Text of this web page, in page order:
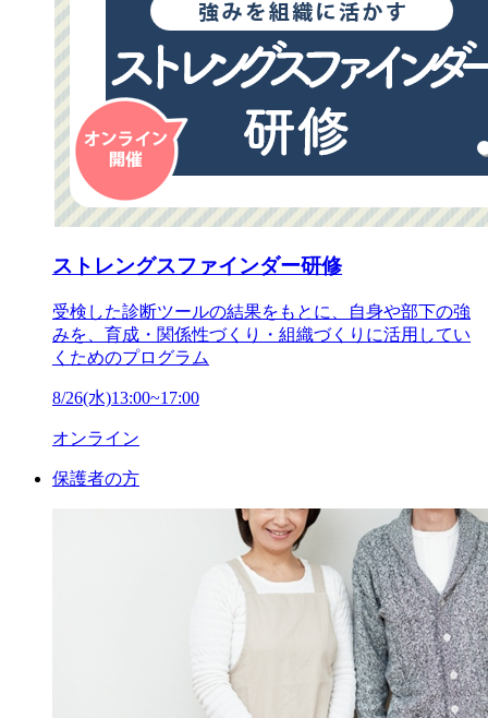
ストレングスファインダー研修
受検した診断ツールの結果をもとに、自身や部下の強
みを、育成・関係性づくり・組織づくりに活用してい
くためのプログラム
8/26(水)13:00~17:00
オンライン
保護者の方